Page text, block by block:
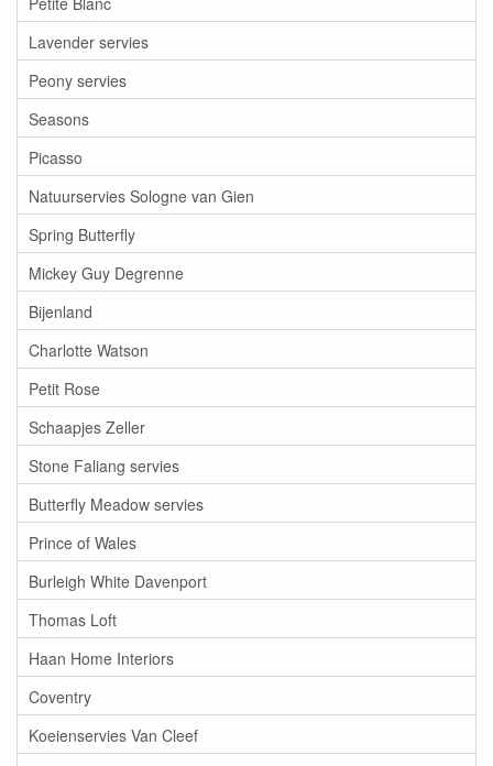
Lavender servies
Peony servies
Seasons
Picasso
Natuurservies Sologne van Gien
Spring Butterfly
Mickey Guy Degrenne
Bijenland
Charlotte Watson
Petit Rose
Schaapjes Zeller
Stone Faliang servies
Butterfly Meadow servies
Prince of Wales
Burleigh White Davenport
Thomas Loft
Haan Home Interiors
Coventry
Koeienservies Van Cleef